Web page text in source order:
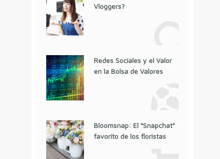
Vloggers?
Redes Sociales y el Valor
en la Bolsa de Valores
Bloomsnap: El “Snapchat”
favorito de los floristas